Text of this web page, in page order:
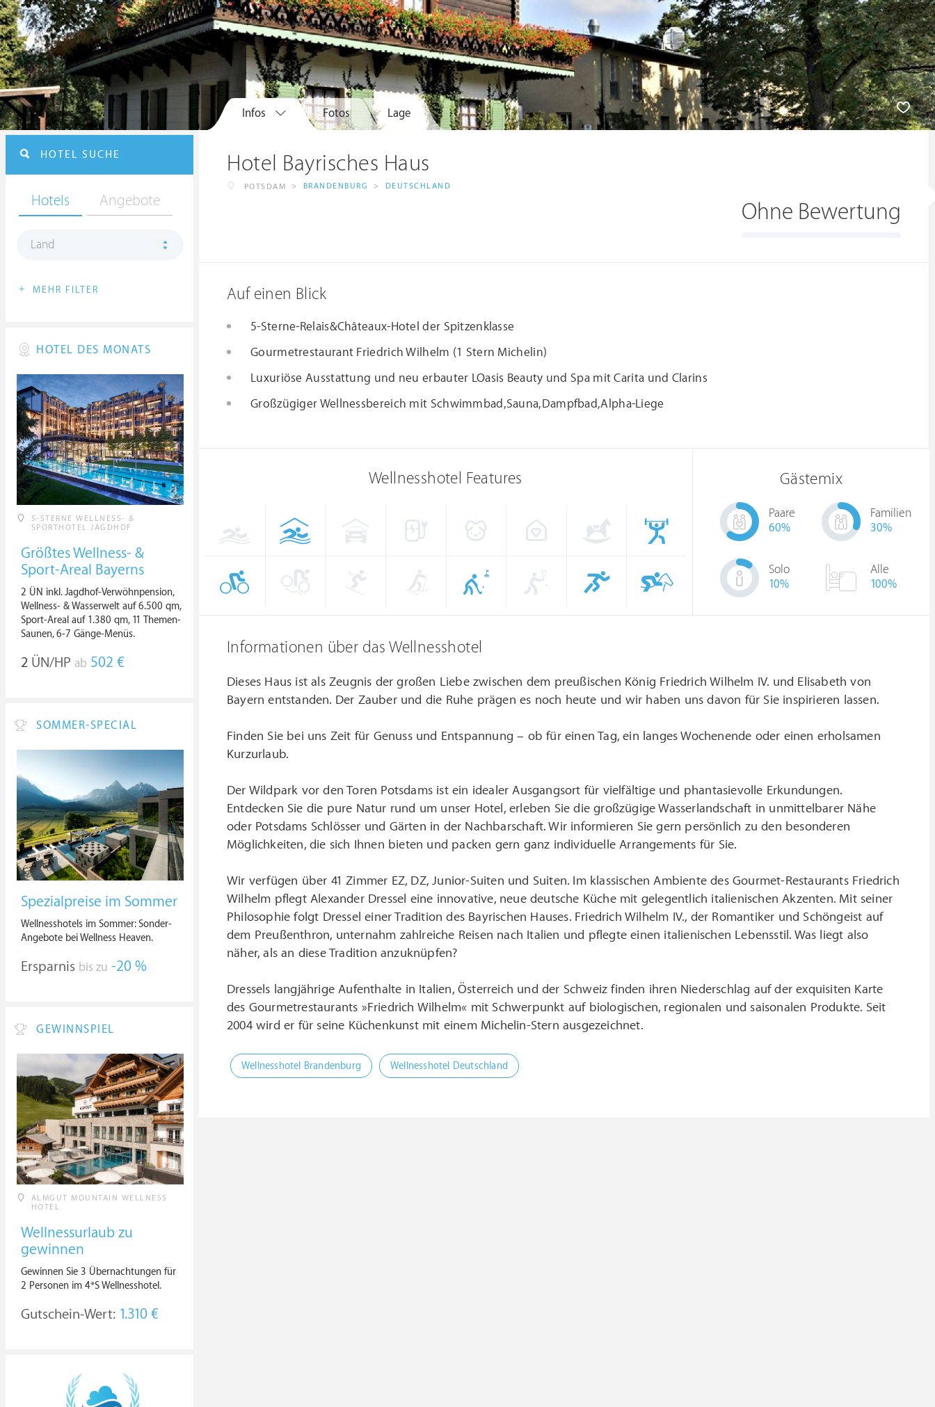
Infos Fotos Lage
Hotel Bayrisches Haus
POTSDAM > BRANDENBURG > DEUTSCHLAND
Ohne Bewertung
Auf einen Blick
5-Sterne-Relais&Châteaux-Hotel der Spitzenklasse
Gourmetrestaurant Friedrich Wilhelm (1 Stern Michelin)
Luxuriöse Ausstattung und neu erbauter LOasis Beauty und Spa mit Carita und Clarins
Großzügiger Wellnessbereich mit Schwimmbad,Sauna,Dampfbad,Alpha-Liege
Wellnesshotel Features Gästemix
Paare
60%
Familien
30%
Solo
10%
Alle
100%
Informationen über das Wellnesshotel
Dieses Haus ist als Zeugnis der großen Liebe zwischen dem preußischen König Friedrich Wilhelm IV. und Elisabeth von
Bayern entstanden. Der Zauber und die Ruhe prägen es noch heute und wir haben uns davon für Sie inspirieren lassen.
Finden Sie bei uns Zeit für Genuss und Entspannung – ob für einen Tag, ein langes Wochenende oder einen erholsamen
Kurzurlaub.
Der Wildpark vor den Toren Potsdams ist ein idealer Ausgangsort für vielfältige und phantasievolle Erkundungen.
Entdecken Sie die pure Natur rund um unser Hotel, erleben Sie die großzügige Wasserlandschaft in unmittelbarer Nähe
oder Potsdams Schlösser und Gärten in der Nachbarschaft. Wir informieren Sie gern persönlich zu den besonderen
Möglichkeiten, die sich Ihnen bieten und packen gern ganz individuelle Arrangements für Sie.
Wir verfügen über 41 Zimmer EZ, DZ, Junior-Suiten und Suiten. Im klassischen Ambiente des Gourmet-Restaurants Friedrich
Wilhelm pflegt Alexander Dressel eine innovative, neue deutsche Küche mit gelegentlich italienischen Akzenten. Mit seiner
Philosophie folgt Dressel einer Tradition des Bayrischen Hauses. Friedrich Wilhelm IV., der Romantiker und Schöngeist auf
dem Preußenthron, unternahm zahlreiche Reisen nach Italien und pflegte einen italienischen Lebensstil. Was liegt also
näher, als an diese Tradition anzuknüpfen?
Dressels langjährige Aufenthalte in Italien, Österreich und der Schweiz finden ihren Niederschlag auf der exquisiten Karte
des Gourmetrestaurants »Friedrich Wilhelm« mit Schwerpunkt auf biologischen, regionalen und saisonalen Produkte. Seit
2004 wird er für seine Küchenkunst mit einem Michelin-Stern ausgezeichnet.
Wellnesshotel Brandenburg Wellnesshotel Deutschland
HOTEL SUCHE
Hotels Angebote
Land
+ MEHR FILTER
HOTEL DES MONATS
5-STERNE WELLNESS- &
SPORTHOTEL JAGDHOF
Größtes Wellness- &
Sport-Areal Bayerns
2 ÜN inkl. Jagdhof-Verwöhnpension,
Wellness- & Wasserwelt auf 6.500 qm,
Sport-Areal auf 1.380 qm, 11 Themen-
Saunen, 6-7 Gänge-Menüs.
2 ÜN/HP ab 502 €
SOMMER-SPECIAL
Spezialpreise im Sommer
Wellnesshotels im Sommer: Sonder-
Angebote bei Wellness Heaven.
Ersparnis bis zu -20 %
GEWINNSPIEL
ALMGUT MOUNTAIN WELLNESS
HOTEL
Wellnessurlaub zu
gewinnen
Gewinnen Sie 3 Übernachtungen für
2 Personen im 4*S Wellnesshotel.
Gutschein-Wert: 1.310 €